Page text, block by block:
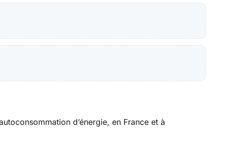
d’énergie, en France et à